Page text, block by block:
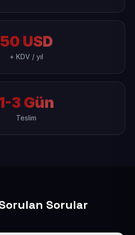
50 USD
+ KDV / yıl
3 Gün
Teslim
Sorular